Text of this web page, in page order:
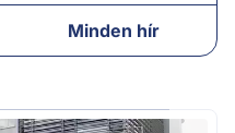
Minden hír